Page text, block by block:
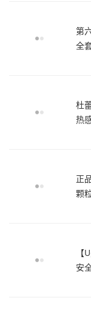
第
全
杜
热
正
颗
安